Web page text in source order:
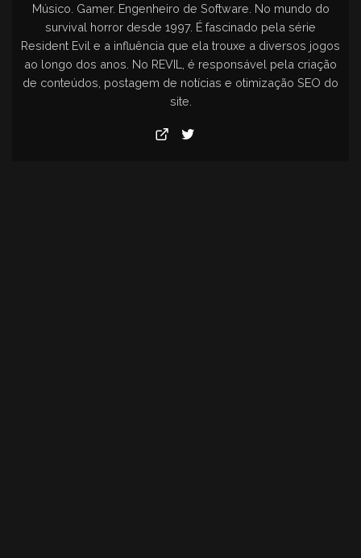
Músico. Gamer. Engenheiro de Software. No mundo do
survival horror desde 1997. É fascinado pela série
Resident Evil e a influência que ela trouxe a diversos jogos
ao longo dos anos. No REVIL, é responsável pela criação
de conteúdos, postagem de notícias e otimização SEO do
site.